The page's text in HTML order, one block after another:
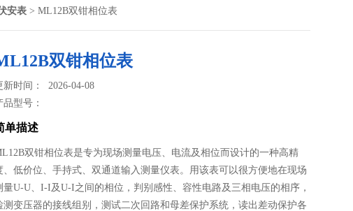
安表 > ML12B双钳相位表
双钳相位表
新时间： 2026-04-08
品型号：
单描述
双钳相位表是专为现场测量电压、电流及相位而设计的一种高精
、低价位、手持式、双通道输入测量仪表。用该表可以很方便地在现场
量U-U、I-I及U-I之间的相位，判别感性、容性电路及三相电压的相序，
测变压器的接线组别，测试二次回路和母差保护系统，读出差动保护各